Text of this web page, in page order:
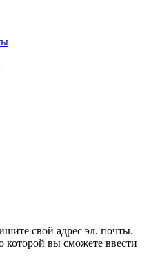
свой адрес эл. почты.
которой вы сможете ввести